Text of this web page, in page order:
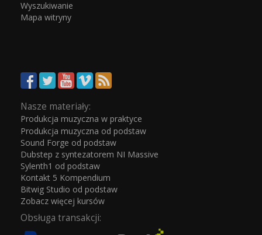
Wyszukiwanie
Mapa witryny
Nasze materiały:
Produkcja muzyczna w praktyce
Produkcja muzyczna od podstaw
Sound Forge od podstaw
Dubstep z syntezatorem NI Massive
Sylenth1 od podstaw
Kontakt 5 Kompendium
Bitwig Studio od podstaw
Zobacz więcej kursów
Obsługa transakcji: